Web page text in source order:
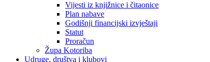
Vijesti iz knjižnice i čitaonice
Plan nabave
Godišnji financijski izvještaji
Statut
Proračun
Župa Kotoriba
Udruge, društva i klubovi